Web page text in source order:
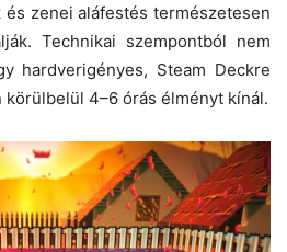
és zenei aláfestés természetesen
Technikai szempontból nem
hardverigényes, Steam Deckre
4–6 órás élményt kínál.